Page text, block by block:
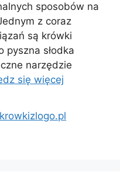
sposobów na
z coraz
są krówki
pyszna słodka
narzędzie
się więcej
krowkizlogo.pl